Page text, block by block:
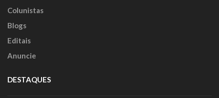
Colunistas
Blogs
Editais
Anuncie
DESTAQUES